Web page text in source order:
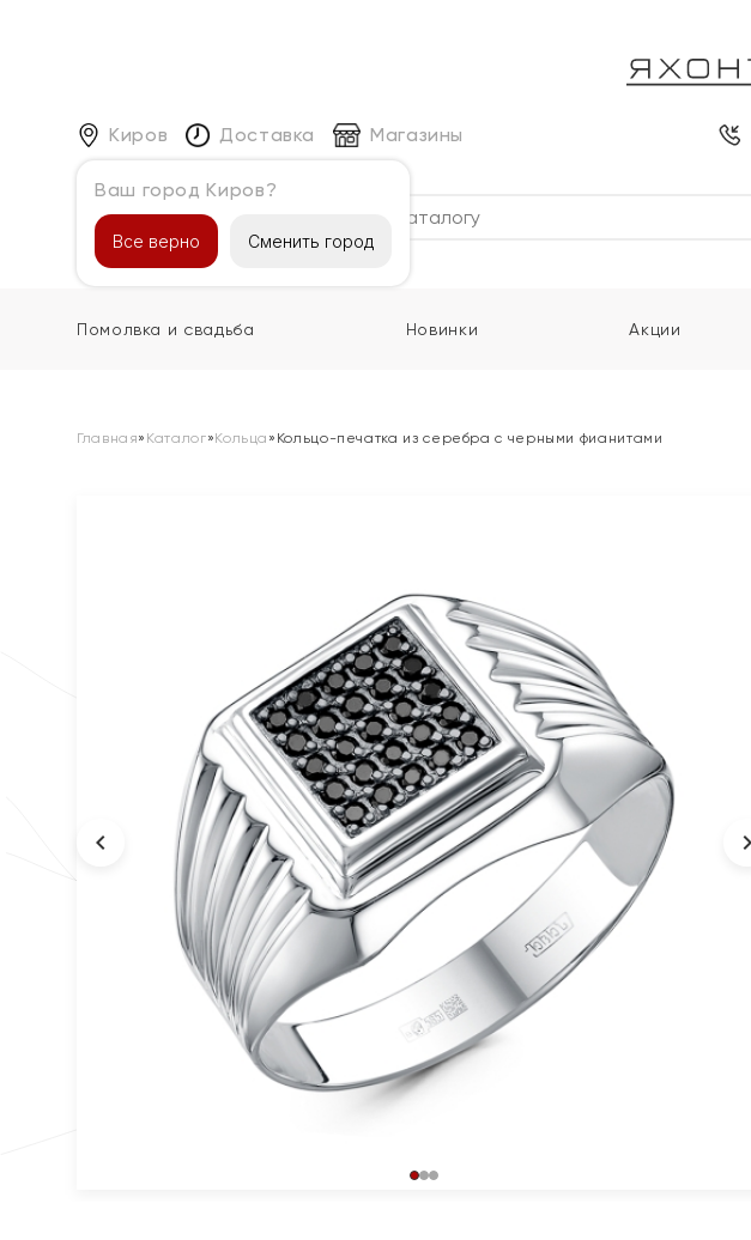
Киров
Ваш город Киров?
Все верно Сменить город
Доставка Магазины
Каталог
Помолвка и свадьба Новинки Акции
Главная» Каталог»Кольца » Кольцо-печатка из серебра с черными фианитами